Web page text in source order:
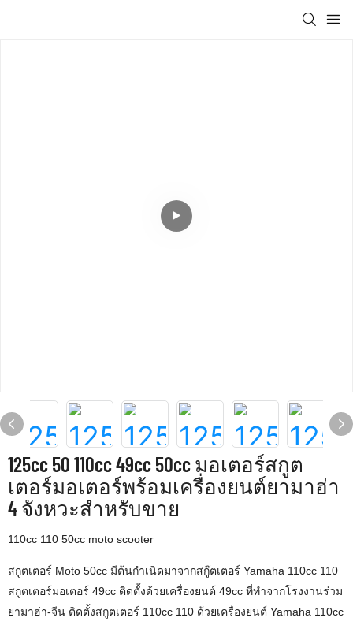
125cc 50 110cc 49cc 50cc มอเตอร์สกูต
เตอร์มอเตอร์พร้อมเครื่องยนต์ยามาฮ่า
4 จังหวะสำหรับขาย
110cc 110 50cc moto scooter
สกูตเตอร์ Moto 50cc มีต้นกำเนิดมาจากสกู๊ตเตอร์ Yamaha 110cc 110
สกูตเตอร์มอเตอร์ 49cc ติดตั้งด้วยเครื่องยนต์ 49cc ที่ทำจากโรงงานร่วม
ยามาฮ่า-จีน ติดตั้งสกูตเตอร์ 110cc 110 ด้วยเครื่องยนต์ Yamaha 110cc